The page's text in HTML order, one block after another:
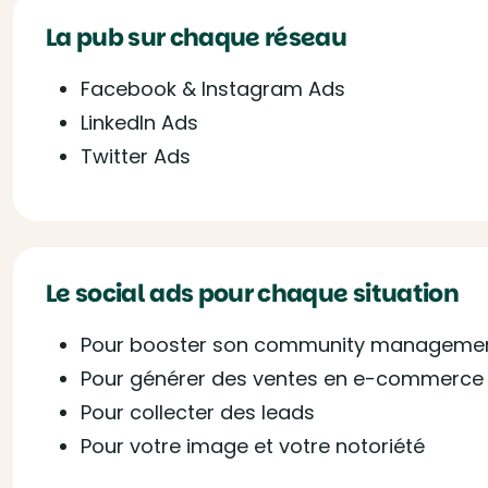
La pub sur chaque réseau
Facebook & Instagram Ads
LinkedIn Ads
Twitter Ads
Le social ads pour chaque situation
Pour booster son community
Pour générer des ventes en e-commerce
Pour collecter des leads
Pour votre image et votre notoriété